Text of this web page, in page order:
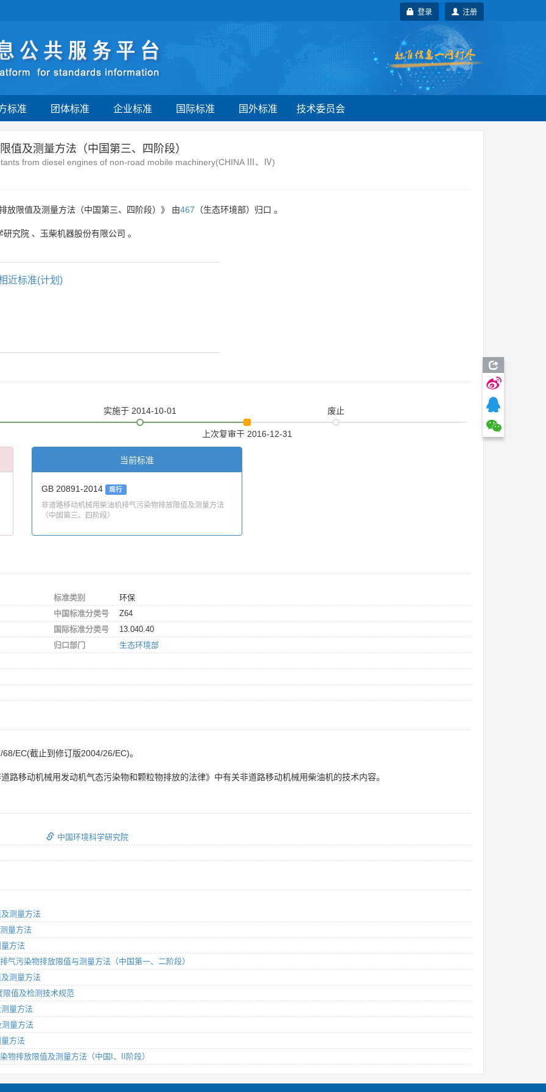
注册
登录
标准 团体标准 企业标准 国际标准 国外标准 技术委员会
值及测量方法（中国第三、四阶段）
from diesel engines of non-road mobile machinery(CHINA Ⅲ、Ⅳ)
放限值及测量方法（中国第三、四阶段）》 由467 （生态环境部）归口 。
研究院 、 玉柴机器股份有限公司 。
近标准(计划)
实施于 2014-10-01
上次复审于 2016-12-31
废止
当前标准
GB 20891-2014 现行
非道路移动机械用柴油机排气污染物排放限值及测量方法
（中国第三、四阶段）
标准类别
环保
中国标准分类号
Z64
国际标准分类号
13.040.40
归口部门
生态环境部
EC(截止到修订版2004/26/EC)。
路移动机械用发动机气态污染物和颗粒物排放的法律》中有关非道路移动机械用柴油机的技术内容。
中国环境科学研究院
测量方法
量方法
方法
污染物排放限值与测量方法（中国第一、二阶段）
测量方法
值及检测技术规范
量方法
量方法
方法
物排放限值及测量方法（中国I、II阶段）